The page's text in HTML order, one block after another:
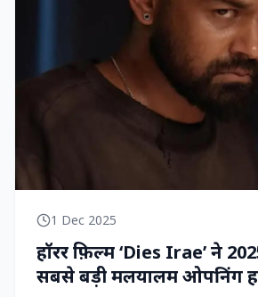
1 Dec 2025
हॉरर फ़िल्म ‘Dies Irae’ ने
सबसे बड़ी मलयालम ओपनिंग